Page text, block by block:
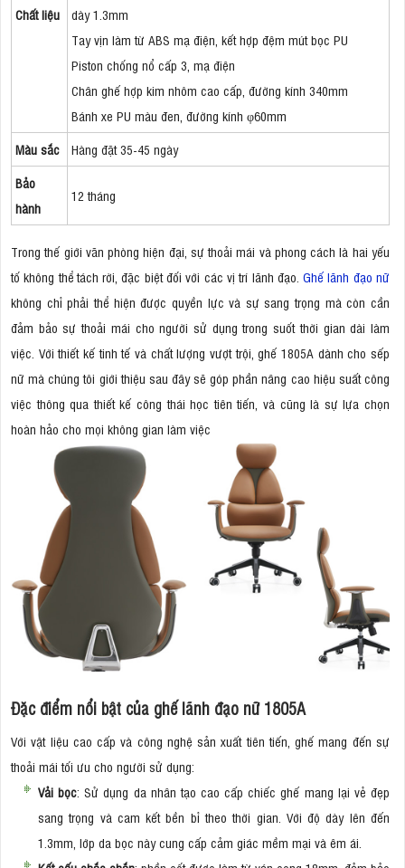
Chất liệu
dày 1.3mm
Tay vịn làm từ ABS mạ điện, kết hợp đệm mút bọc PU
Piston chống nổ cấp 3, mạ điện
Chân ghế hợp kim nhôm cao cấp, đường kính 340mm
Bánh xe PU màu đen, đường kính φ60mm
Màu sắc
Hàng đặt 35-45 ngày
Bảo
hành
12 tháng
Trong thế giới văn phòng hiện đại, sự thoải mái và phong cách là hai yếu
tố không thể tách rời, đặc biệt đối với các vị trí lãnh đạo.Ghế lãnh đạo nữ
không chỉ phải thể hiện được quyền lực và sự sang trọng mà còn cần
đảm bảo sự thoải mái cho người sử dụng trong suốt thời gian dài làm
việc. Với thiết kế tinh tế và chất lượng vượt trội, ghế 1805A dành cho sếp
nữ mà chúng tôi giới thiệu sau đây sẽ góp phần nâng cao hiệu suất công
việc thông qua thiết kế công thái học tiên tiến, và cũng là sự lựa chọn
hoàn hảo cho mọi không gian làm việc
Đặc điểm nổi bật của ghế lãnh đạo nữ 1805A
Với vật liệu cao cấp và công nghệ sản xuất tiên tiến, ghế mang đến sự
thoải mái tối ưu cho người sử dụng:
Vải bọc: Sử dụng da nhân tạo cao cấp chiếc ghế mang lại vẻ đẹp
sang trọng và cam kết bền bỉ theo thời gian. Với độ dày lên đến
1.3mm, lớp da bọc này cung cấp cảm giác mềm mại và êm ái.